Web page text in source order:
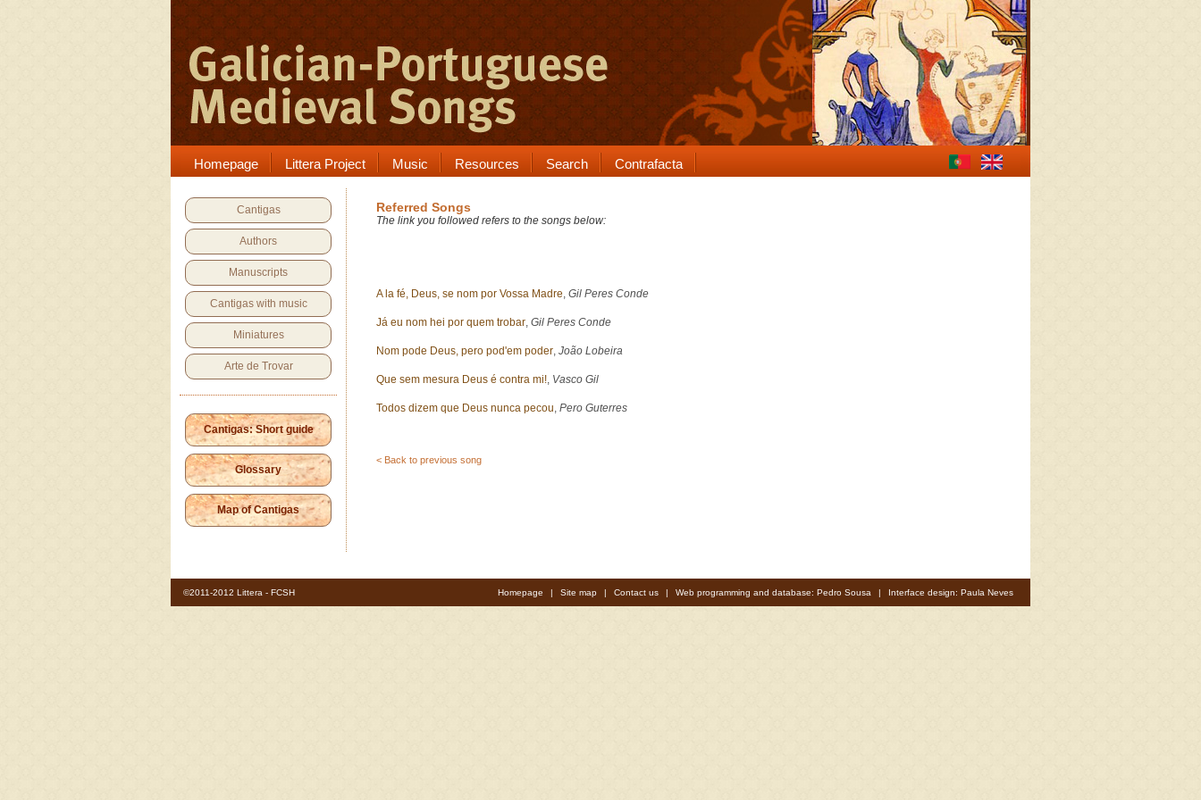
Homepage Littera Project Music Resources Search Contrafacta
Cantigas
Authors
Manuscripts
Cantigas with music
Miniatures
Arte de Trovar
Cantigas: Short guide
Glossary
Map of Cantigas
Referred Songs
The link you followed refers to the songs below:
A la fé, Deus, se nom por Vossa Madre, Gil Peres Conde
Já eu nom hei por quem trobar, Gil Peres Conde
Nom pode Deus, pero pod'em poder, João Lobeira
Que sem mesura Deus é contra mi!, Vasco Gil
Todos dizem que Deus nunca pecou, Pero Guterres
< Back to previous song
©2011-2012 Littera - FCSH Homepage | Site map | Contact us | Web programming and database: Pedro Sousa | Interface design: Paula Neves